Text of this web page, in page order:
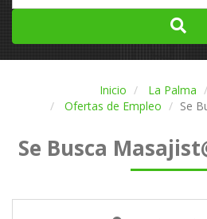
Inicio La Palma
Ofertas de Empleo
Se
Se Busca